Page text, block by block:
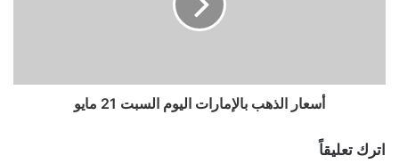
أسعار الذهب بالإمارات اليوم السبت 21 مايو
اترك تعليقاً